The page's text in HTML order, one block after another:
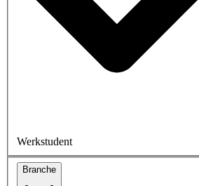
Werkstudent
Branche